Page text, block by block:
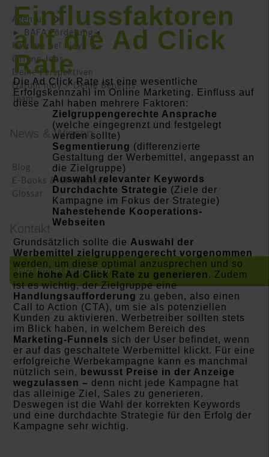
Agentur
► BAFA Förderung◄
Karriere bei njoy
Offene Jobs
Deine Perspektiven
Darum njoy – Deine Benefits
Team
News & Wissen
Blog
E-Books & Checklisten
Glossar
Jetzt Projekt besprechen
Einflussfaktoren
auf die Ad Click
Rate
Die Ad Click Rate ist eine wesentliche
Erfolgskennzahl im Online Marketing. Einfluss auf
diese Zahl haben mehrere Faktoren:
Zielgruppengerechte Ansprache
(welche eingegrenzt und festgelegt
werden sollte)
Segmentierung (differenzierte
Gestaltung der Werbemittel, angepasst an
die Zielgruppe)
Auswahl relevanter Keywords
Durchdachte Strategie (Ziele der
Kampagne im Fokus der Strategie)
Nahestehende Kooperations-
Webseiten
Grundsätzlich sollte die Auswahl der
Werbemittel zielgruppengerecht vorgenommen
werden, um diese optimal anzusprechen und so
einehohe Ad Click Rate zu generieren. Zudem
ist es wichtig, der Zielgruppe eine
Handlungsaufforderung zu geben, also einen
Call to Action (CTA), um sie als potenziellen
Kunden zu aktivieren. Werbetreiber sollten stets
im Blick haben, in welchem Bereich des
Marketing-Funnels sich der User befindet, wenn
er auf das geschaltete Werbemittel klickt. Für eine
erfolgreiche Werbekampagne kann es manchmal
nützlich sein, bewusst Preise in der Anzeige
wegzulassen – denn nicht jede Kampagne hat
das alleinige Ziel, Sales zu generieren.
Deswegen ist die Wahl der korrekten Keywords
und eine durchdachte Strategie für den Erfolg der
Kampagne sehr wichtig.